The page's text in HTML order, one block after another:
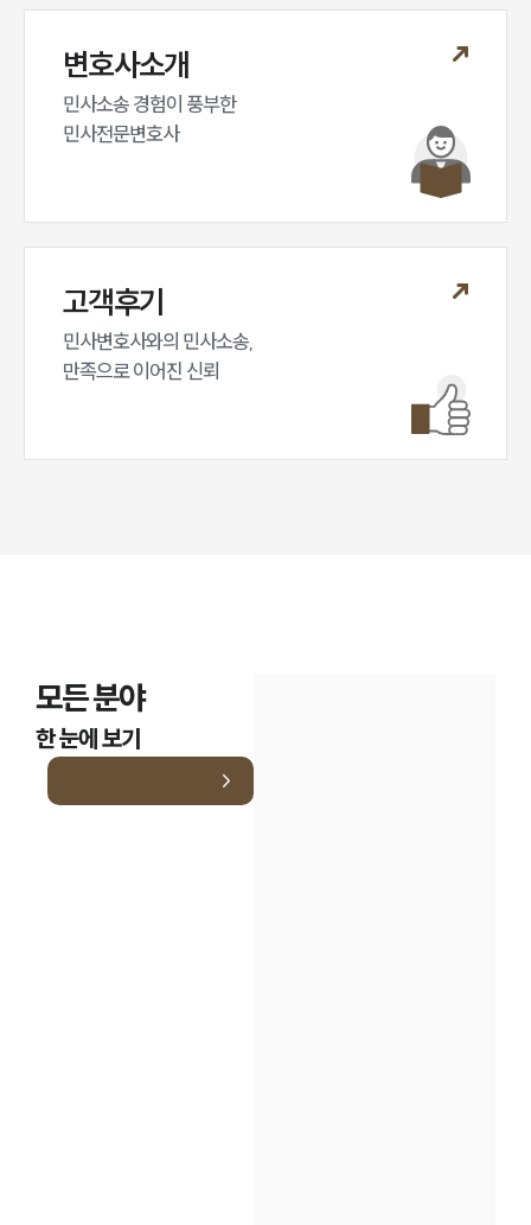
변호사소개
민사소송 경험이 풍부한
민사전문변호사
고객후기
민사변호사와의 민사소송,
만족으로 이어진 신뢰
모든 분야
한 눈에 보기